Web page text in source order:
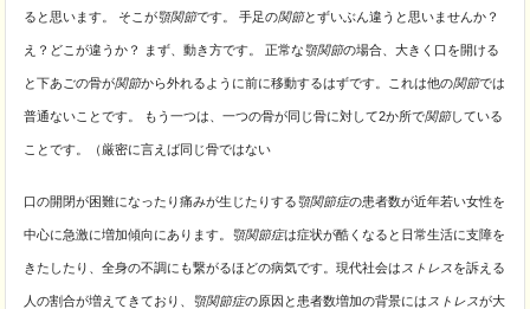
ると思います。 そこが顎関節です。 手足の関節とずいぶん違うと思いませんか？
え？どこが違うか？ まず、動き方です。 正常な顎関節の場合、大きく口を開ける
と下あごの骨が関節から外れるように前に移動するはずです。これは他の関節では
普通ないことです。 もう一つは、一つの骨が同じ骨に対して2か所で関節している
ことです。（厳密に言えば同じ骨ではない
口の開閉が困難になったり痛みが生じたりする顎関節症の患者数が近年若い女性を
中心に急激に増加傾向にあります。 顎関節症は症状が酷くなると日常生活に支障を
きたしたり、全身の不調にも繋がるほどの病気です。現代社会は ストレスを訴える
人の割合が増えてきており、 顎関節症の原因と患者数増加の背景には ストレスが大